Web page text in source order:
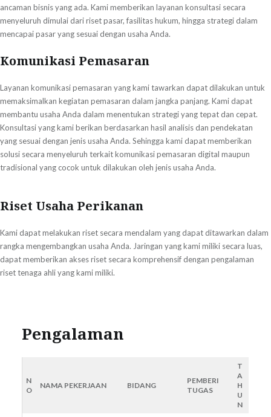
ancaman bisnis yang ada. Kami memberikan layanan konsultasi secara
menyeluruh dimulai dari riset pasar, fasilitas hukum, hingga strategi dalam
mencapai pasar yang sesuai dengan usaha Anda.
Komunikasi Pemasaran
Layanan komunikasi pemasaran yang kami tawarkan dapat dilakukan untuk
memaksimalkan kegiatan pemasaran dalam jangka panjang. Kami dapat
membantu usaha Anda dalam menentukan strategi yang tepat dan cepat.
Konsultasi yang kami berikan berdasarkan hasil analisis dan pendekatan
yang sesuai dengan jenis usaha Anda. Sehingga kami dapat memberikan
solusi secara menyeluruh terkait komunikasi pemasaran digital maupun
tradisional yang cocok untuk dilakukan oleh jenis usaha Anda.
Riset Usaha Perikanan
Kami dapat melakukan riset secara mendalam yang dapat ditawarkan dalam
rangka mengembangkan usaha Anda. Jaringan yang kami miliki secara luas,
dapat memberikan akses riset secara komprehensif dengan pengalaman
riset tenaga ahli yang kami miliki.
Pengalaman
N
O
NAMA PEKERJAAN BIDANG
PEMBERI
TUGAS
T
A
H
U
N